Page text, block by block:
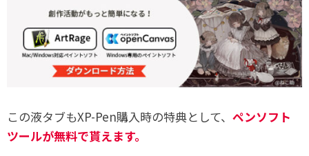
この液タブもXP-Pen購入時の特典として、 ペンソフト
ツールが無料で貰えます。